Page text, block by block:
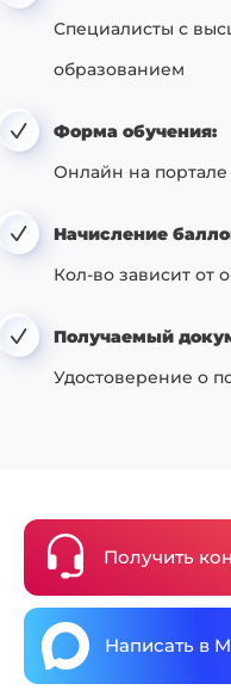
Специалисты с
образованием
Форма обучения:
Онлайн на
Начисление
Кол-во зависит от
Получаемый
Удостоверение о
Получить
Написать в